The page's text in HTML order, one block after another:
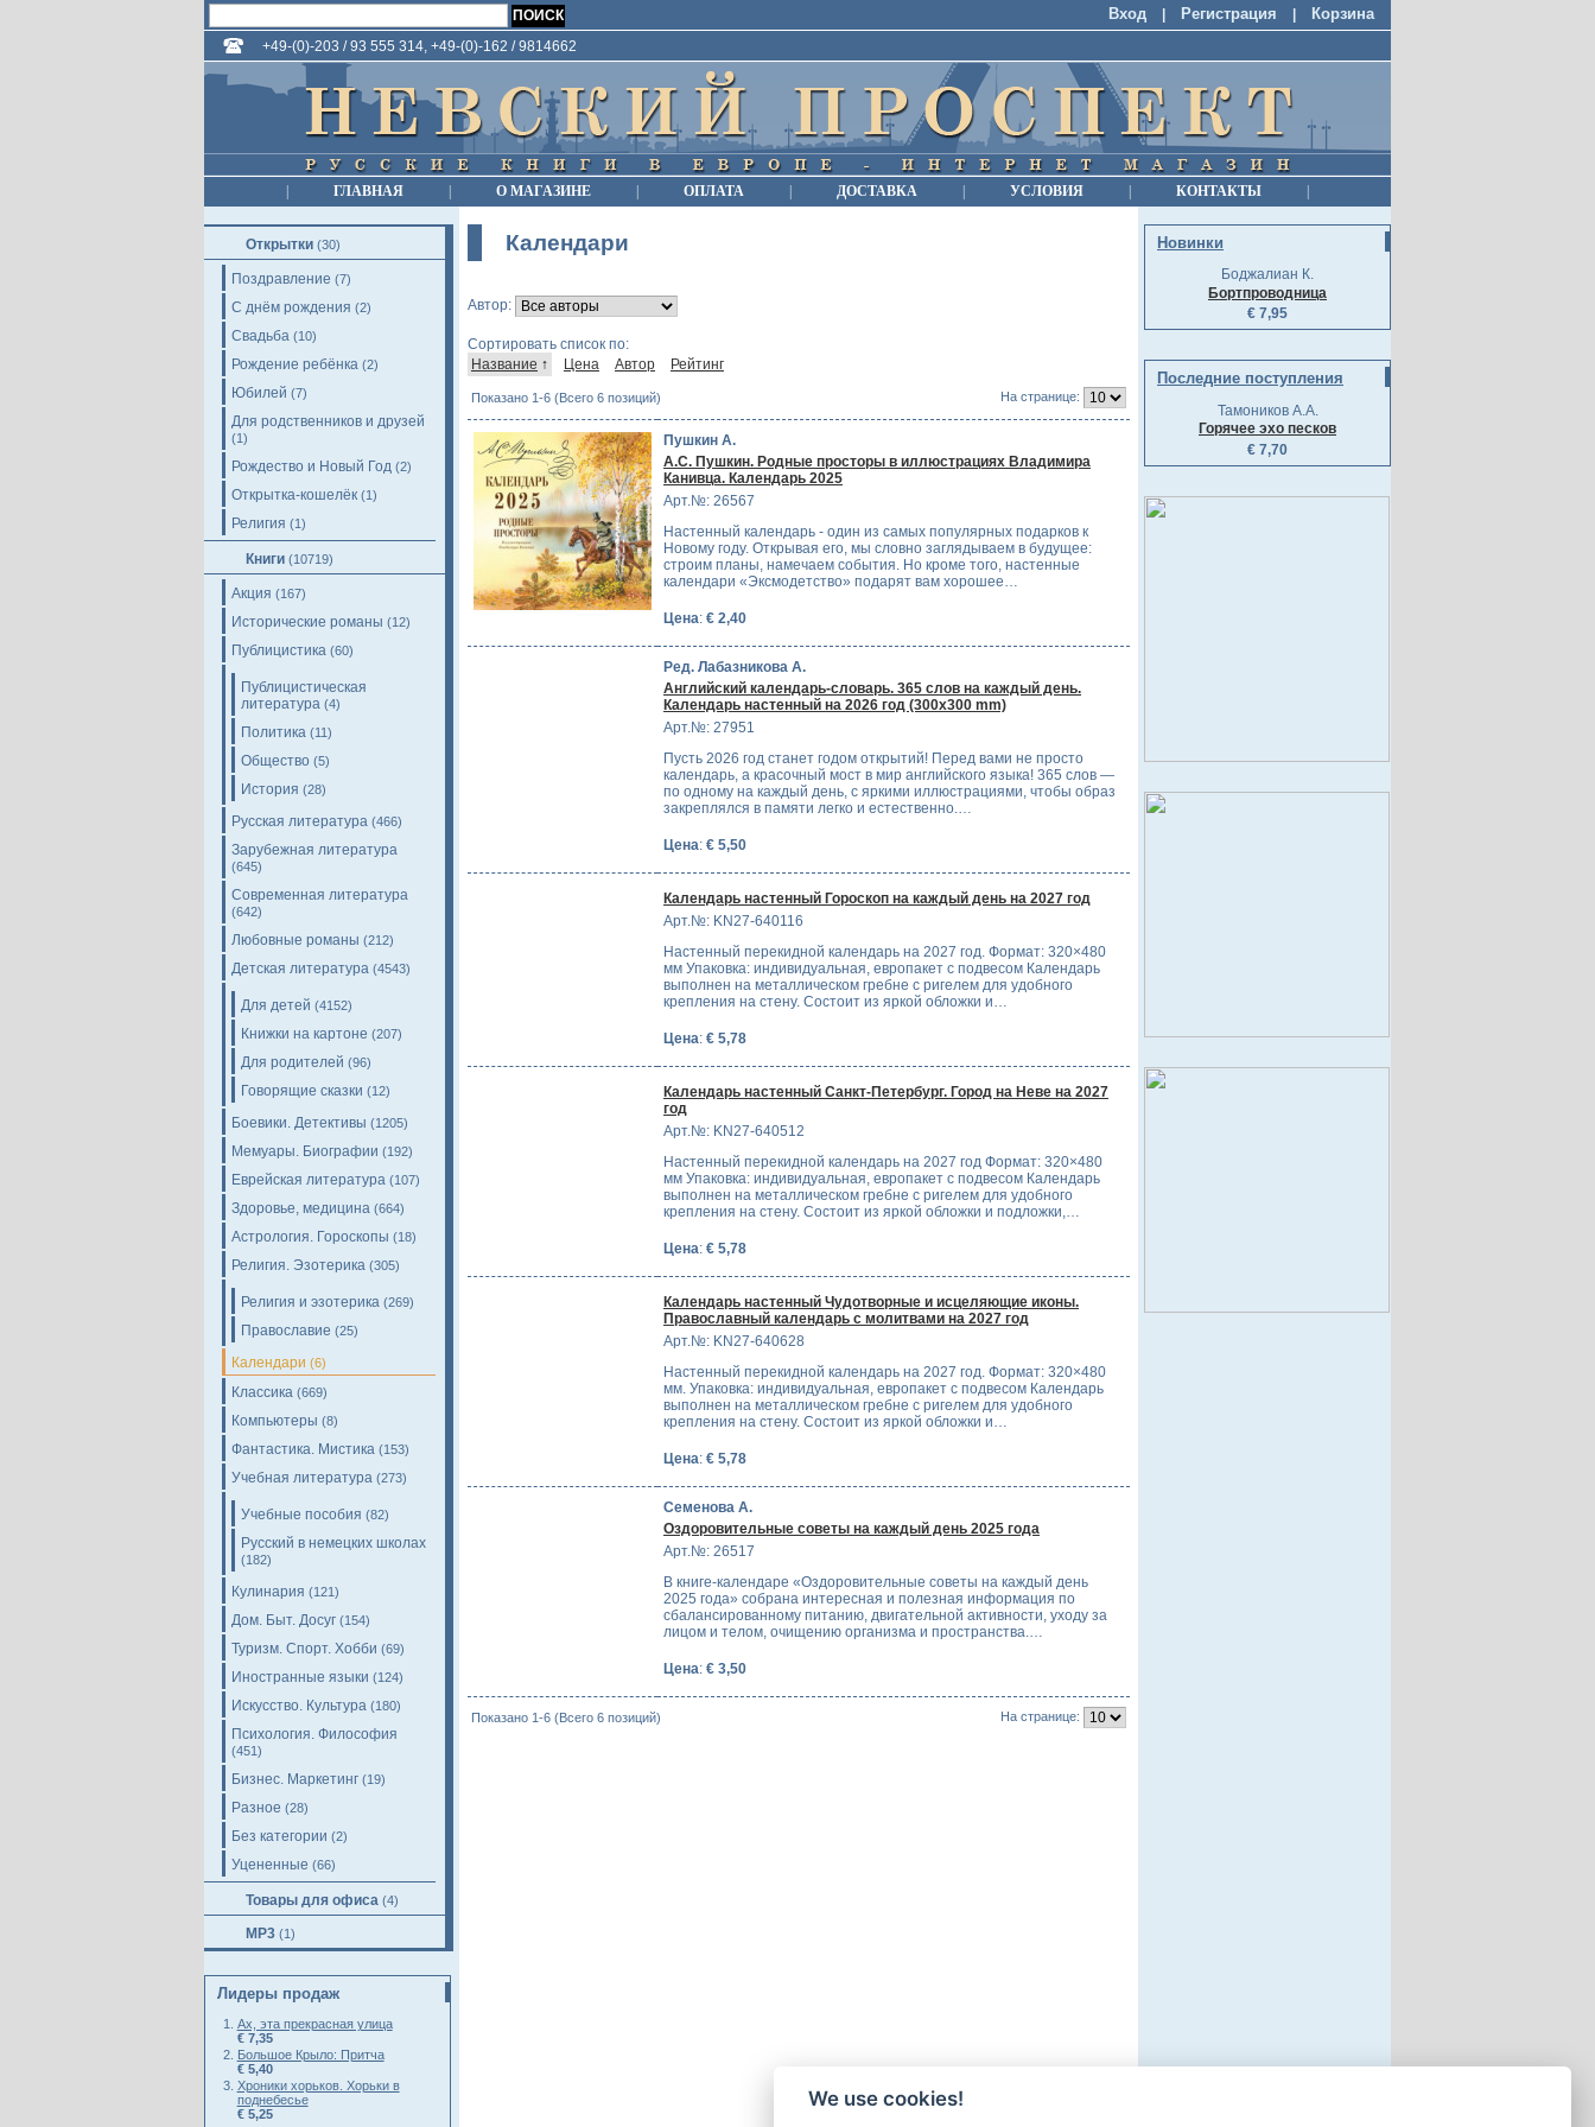
Вход Регистрация Корзина
+49-(0)-203 / 93 555 314, +49-(0)-162 / 9814662
ГЛАВНАЯ О МАГАЗИНЕ ОПЛАТА ДОСТАВКА УСЛОВИЯ КОНТАКТЫ
Открытки (30)
Поздравление (7)
С днём рождения (2)
Свадьба (10)
Рождение ребёнка (2)
Юбилей (7)
Для родственников и друзей
(1)
Рождество и Новый Год (2)
Открытка-кошелёк (1)
Религия (1)
Книги (10719)
Акция (167)
Исторические романы (12)
Публицистика (60)
Публицистическая
литература (4)
Политика (11)
Общество (5)
История (28)
Русская литература (466)
Зарубежная литература
(645)
Современная литература
(642)
Любовные романы (212)
Детская литература (4543)
Для детей (4152)
Книжки на картоне (207)
Для родителей (96)
Говорящие сказки (12)
Боевики. Детективы (1205)
Мемуары. Биографии (192)
Еврейская литература (107)
Здоровье, медицина (664)
Астрология. Гороскопы (18)
Религия. Эзотерика (305)
Религия и эзотерика (269)
Православие (25)
Календари (6)
Классика (669)
Компьютеры (8)
Фантастика. Мистика (153)
Учебная литература (273)
Учебные пособия (82)
Русский в немецких школах
(182)
Кулинария (121)
Дом. Быт. Досуг (154)
Туризм. Спорт. Хобби (69)
Иностранные языки (124)
Искусство. Культура (180)
Психология. Философия
(451)
Бизнес. Маркетинг (19)
Разное (28)
Без категории (2)
Уцененные (66)
Товары для офиса (4)
MP3 (1)
Лидеры продаж
Ах, эта прекрасная улица
€ 7,35
Большое Крыло: Притча
€ 5,40
Хроники хорьков. Хорьки в
поднебесье
€ 5,25
Календари
Автор:
Сортировать список по:
Название ↑ Цена Автор Рейтинг
Показано 1-6 (Всего 6 позиций) На странице:
Пушкин А.
А.С. Пушкин. Родные просторы в иллюстрациях Владимира
Канивца. Календарь 2025
Арт.№: 26567
Настенный календарь - один из самых популярных подарков к
Новому году. Открывая его, мы словно заглядываем в будущее:
строим планы, намечаем события. Но кроме того, настенные
календари «Эксмодетство» подарят вам хорошее…
Цена: € 2,40
Ред. Лабазникова А.
Английский календарь-словарь. 365 слов на каждый день.
Календарь настенный на 2026 год (300x300 mm)
Арт.№: 27951
Пусть 2026 год станет годом открытий! Перед вами не просто
календарь, а красочный мост в мир английского языка! 365 слов —
по одному на каждый день, с яркими иллюстрациями, чтобы образ
закреплялся в памяти легко и естественно.…
Цена: € 5,50
Календарь настенный Гороскоп на каждый день на 2027 год
Арт.№: KN27-640116
Настенный перекидной календарь на 2027 год. Формат: 320×480
мм Упаковка: индивидуальная, европакет с подвесом Календарь
выполнен на металлическом гребне с ригелем для удобного
крепления на стену. Состоит из яркой обложки и…
Цена: € 5,78
Календарь настенный Санкт-Петербург. Город на Неве на 2027
год
Арт.№: KN27-640512
Настенный перекидной календарь на 2027 год Формат: 320×480
мм Упаковка: индивидуальная, европакет с подвесом Календарь
выполнен на металлическом гребне с ригелем для удобного
крепления на стену. Состоит из яркой обложки и подложки,…
Цена: € 5,78
Календарь настенный Чудотворные и исцеляющие иконы.
Православный календарь с молитвами на 2027 год
Арт.№: KN27-640628
Настенный перекидной календарь на 2027 год. Формат: 320×480
мм. Упаковка: индивидуальная, европакет с подвесом Календарь
выполнен на металлическом гребне с ригелем для удобного
крепления на стену. Состоит из яркой обложки и…
Цена: € 5,78
Семенова А.
Оздоровительные советы на каждый день 2025 года
Арт.№: 26517
В книге-календаре «Оздоровительные советы на каждый день
2025 года» собрана интересная и полезная информация по
сбалансированному питанию, двигательной активности, уходу за
лицом и телом, очищению организма и пространства.…
Цена: € 3,50
Показано 1-6 (Всего 6 позиций) На странице:
Новинки
Боджалиан К.
Бортпроводница
€ 7,95
Последние поступления
Тамоников А.А.
Горячее эхо песков
€ 7,70
We use cookies!